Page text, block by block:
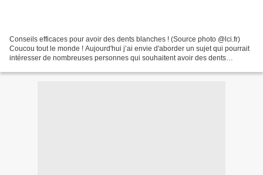
Conseils efficaces pour avoir des dents blanches ! (Source photo @lci.fr)
Coucou tout le monde ! Aujourd'hui j’ai envie d'aborder un sujet qui pourrait
intéresser de nombreuses personnes qui souhaitent avoir des dents